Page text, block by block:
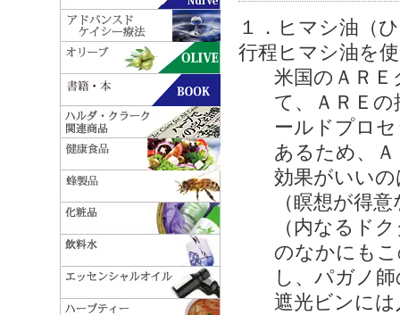
１．ヒマシ油（
行程ヒマシ油を
米国のＡＲ
て、ＡＲＥ
ールドプロ
あるため、
効果がいい
（瞑想が得
（内なるド
のなかにも
し、パガノ
遮光ビンに